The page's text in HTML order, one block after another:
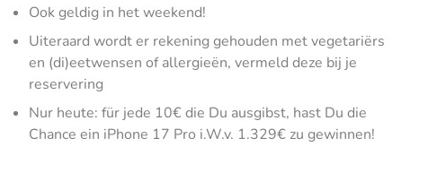
Ook geldig in het weekend!
Uiteraard wordt er rekening gehouden met vegetariërs
en (di)eetwensen of allergieën, vermeld deze bij je
reservering
Nur heute: für jede 10€ die Du ausgibst, hast Du die
Chance ein iPhone 17 Pro i.W.v. 1.329€ zu gewinnen!